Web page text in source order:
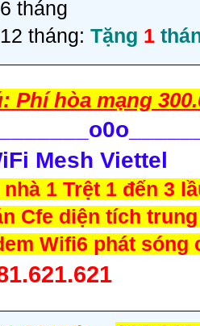
tháng
tháng: Tặng 1
Phí hòa mạng
Mesh Viettel
1 Trệt 1 đến 3
Cfe diện tích
Wifi6 phát sóng